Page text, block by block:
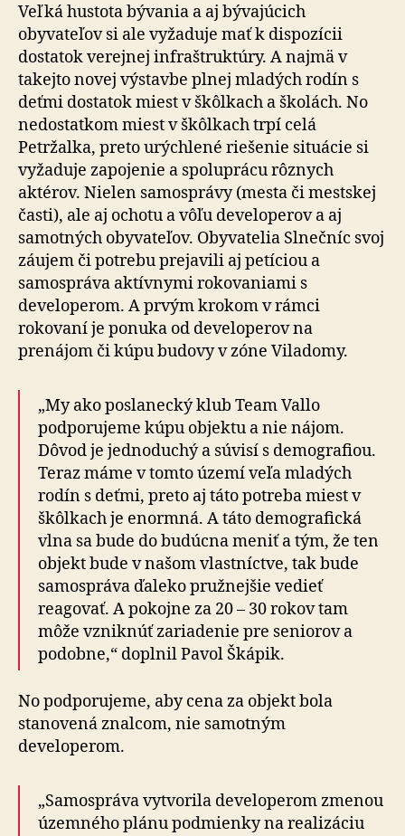
Veľká hustota bývania a aj bývajúcich
obyvateľov si ale vyžaduje mať k dispozícii
dostatok verejnej infraštruktúry. A najmä v
takejto novej výstavbe plnej mladých rodín s
deťmi dostatok miest v škôlkach a školách. No
nedostatkom miest v škôlkach trpí celá
Petržalka, preto urýchlené riešenie situácie si
vyžaduje zapojenie a spoluprácu rôznych
aktérov. Nielen samosprávy (mesta či mestskej
časti), ale aj ochotu a vôľu developerov a aj
samotných obyvateľov. Obyvatelia Slnečníc svoj
záujem či potrebu prejavili aj petíciou a
samospráva aktívnymi rokovaniami s
developerom. A prvým krokom v rámci
rokovaní je ponuka od developerov na
prenájom či kúpu budovy v zóne Viladomy.
„My ako poslanecký klub Team Vallo
podporujeme kúpu objektu a nie nájom.
Dôvod je jednoduchý a súvisí s demografiou.
Teraz máme v tomto území veľa mladých
rodín s deťmi, preto aj táto potreba miest v
škôlkach je enormná. A táto demografická
vlna sa bude do budúcna meniť a tým, že ten
objekt bude v našom vlastníctve, tak bude
samospráva ďaleko pružnejšie vedieť
reagovať. A pokojne za 20 – 30 rokov tam
môže vzniknúť zariadenie pre seniorov a
podobne,“ doplnil Pavol Škápik.
No podporujeme, aby cena za objekt bola
stanovená znalcom, nie samotným
developerom.
„Samospráva vytvorila developerom zmenou
územného plánu podmienky na realizáciu